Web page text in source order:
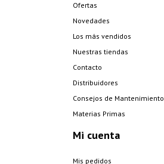
Ofertas
Novedades
Los más vendidos
Nuestras tiendas
Contacto
Distribuidores
Consejos de Mantenimiento
Materias Primas
Mi cuenta
Mis pedidos